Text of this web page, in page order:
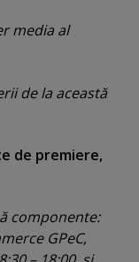
media al
de la această
de premiere,
componente:
GPeC,